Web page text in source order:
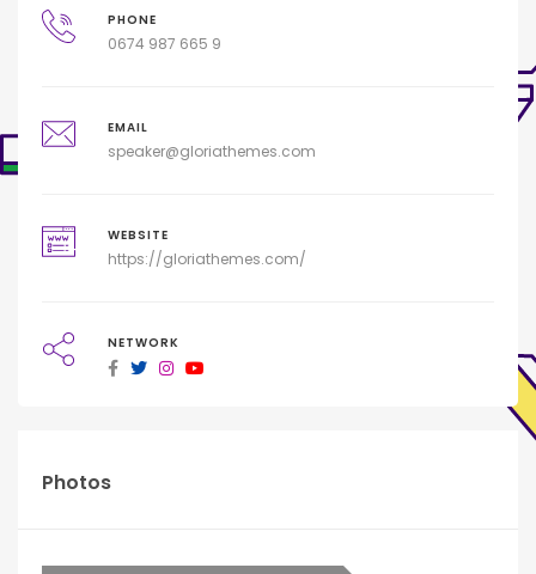
PHONE
0674 987 665 9
EMAIL
speaker@gloriathemes.com
WEBSITE
https://gloriathemes.com/
NETWORK
Photos